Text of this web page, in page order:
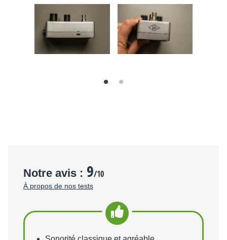
Notre avis : 9/10
À propos de nos tests